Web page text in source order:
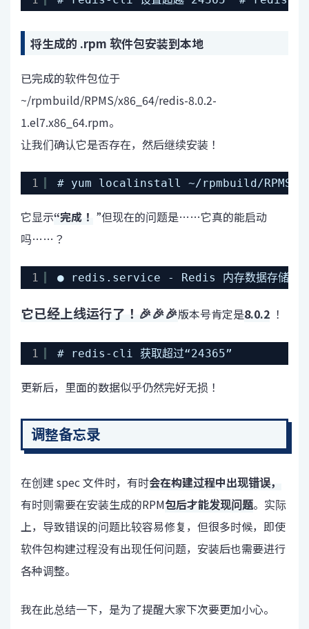
将生成的 .rpm 软件包安装到本地
已完成的软件包位于
~/rpmbuild/RPMS/x86_64/redis-8.0.2-
1.el7.x86_64.rpm。
让我们确认它是否存在，然后继续安装！
1 # yum localinstall ~/rpmbuild/RPMS/
它显示“完成！ ”但现在的问题是……它真的能启动
吗……？
1 ● redis.service - Redis 内存数据存储 已
它已经上线运行了！🎉🎉🎉版本号肯定是8.0.2 ！
1 # redis-cli 获取超过“24365”
更新后，里面的数据似乎仍然完好无损！
调整备忘录
在创建 spec 文件时，有时会在构建过程中出现错误，
有时则需要在安装生成的RPM包后才能发现问题。实际
上，导致错误的问题比较容易修复，但很多时候，即使
软件包构建过程没有出现任何问题，安装后也需要进行
各种调整。
我在此总结一下，是为了提醒大家下次要更加小心。